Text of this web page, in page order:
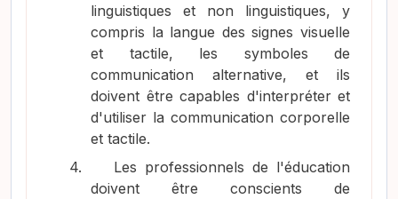
linguistiques et non linguistiques, y
compris la langue des signes visuelle
et tactile, les symboles de
communication alternative, et ils
doivent être capables d'interpréter et
d'utiliser la communication corporelle
et tactile.
4.
Les professionnels de l'éducation
doivent être conscients de